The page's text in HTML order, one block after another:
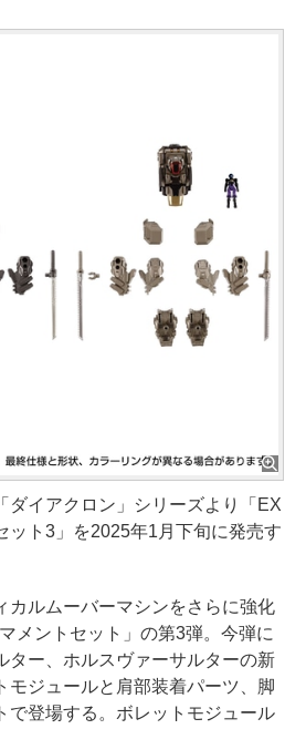
イアクロン」シリーズより「EX
ット3」を2025年1月下旬に発売す
ルムーバーマシンをさらに強化
メントセット」の第3弾。今弾に
ター、ホルスヴァーサルターの新
モジュールと肩部装着パーツ、脚
で登場する。ボレットモジュール